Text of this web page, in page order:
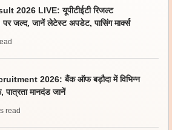
2026 LIVE: यूपीटीईटी रिजल्ट
जल्द, जानें लेटेस्ट अपडेट, पासिंग मार्क्स
2026: बैंक ऑफ बड़ौदा में विभिन्न
पात्रता मानदंड जानें
read